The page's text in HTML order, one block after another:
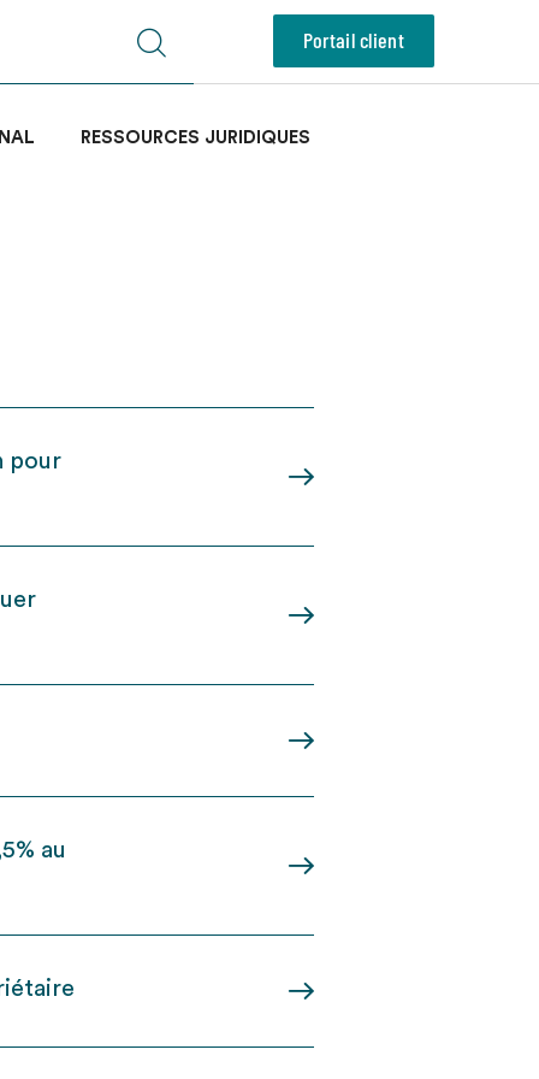
Portail client
RESSOURCES JURIDIQUES
pour
au